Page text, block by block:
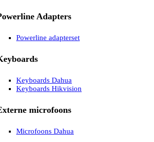
Adapters
Powerline adapterset
Keyboards Dahua
Keyboards Hikvision
microfoons
Microfoons Dahua